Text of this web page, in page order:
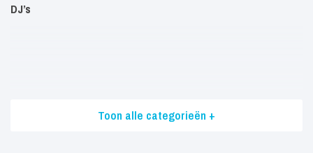
DJ’s
Toon alle categorieën +